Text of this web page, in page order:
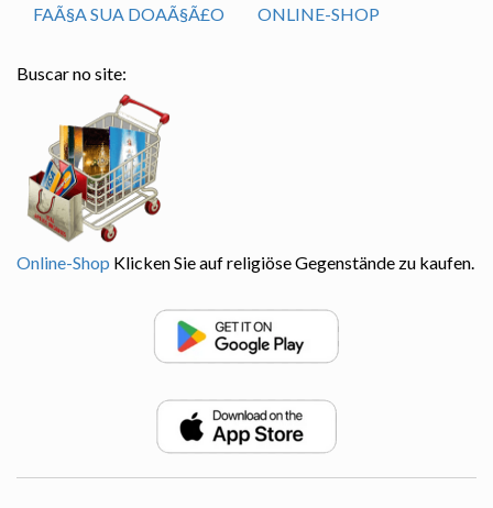
FAÃ§A SUA DOAÃ§Ã£O ONLINE-SHOP
Buscar no site:
Online-Shop Klicken Sie auf religiöse Gegenstände zu kaufen.